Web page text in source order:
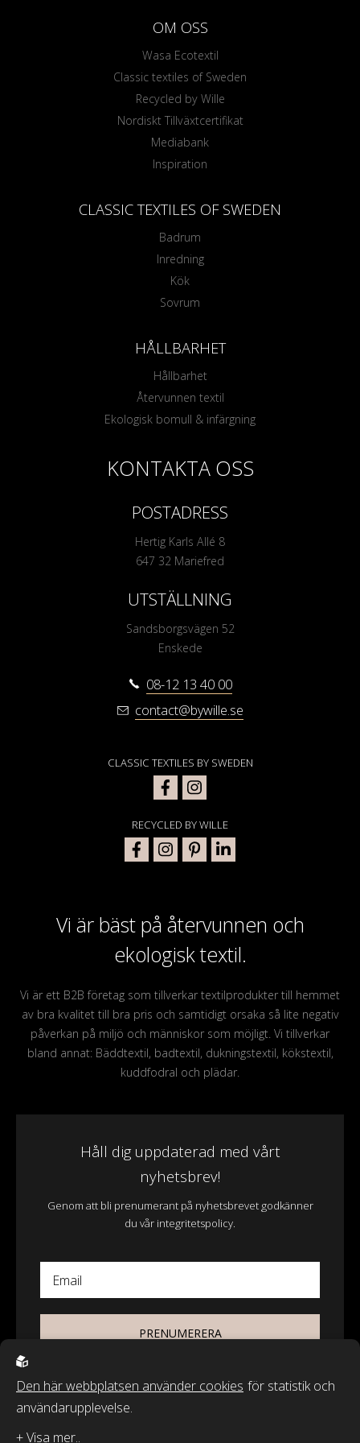
OM OSS
Wasa Ecotextil
Classic textiles of Sweden
Recycled by Wille
Nordiskt Tillväxtcertifikat
Mediabank
Inspiration
CLASSIC TEXTILES OF SWEDEN
Badrum
Inredning
Kök
Sovrum
HÅLLBARHET
Hållbarhet
Återvunnen textil
Ekologisk bomull & infärgning
Vi är bäst på återvunnen och
ekologisk textil.
Vi är ett B2B företag som tillverkar textilprodukter till hemmet
av bra kvalitet till bra pris och samtidigt orsaka så lite negativ
påverkan på miljö och människor som möjligt. Vi tillverkar
bland annat: Bäddtextil, badtextil, dukningstextil, kökstextil,
kuddfodral och plädar.
Håll dig uppdaterad med vårt
nyhetsbrev!
Genom att bli prenumerant på nyhetsbrevet godkänner
du vår integritetspolicy.
Email
PRENUMERERA
KONTAKTA OSS
POSTADRESS
Hertig Karls Allé 8
647 32 Mariefred
UTSTÄLLNING
Sandsborgsvägen 52
Enskede
08-12 13 40 00
contact@bywille.se
CLASSIC TEXTILES BY SWEDEN
RECYCLED BY WILLE
Den här webbplatsen använder cookies för statistik och
användarupplevelse.